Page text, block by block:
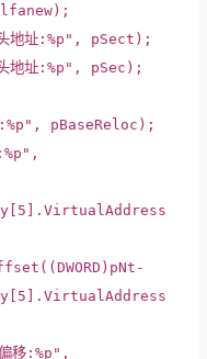
地址:%p" , pSect);
地址:%p" , pSec);
, pBaseReloc);
,
DWORD)pNt-
移:%p" ,